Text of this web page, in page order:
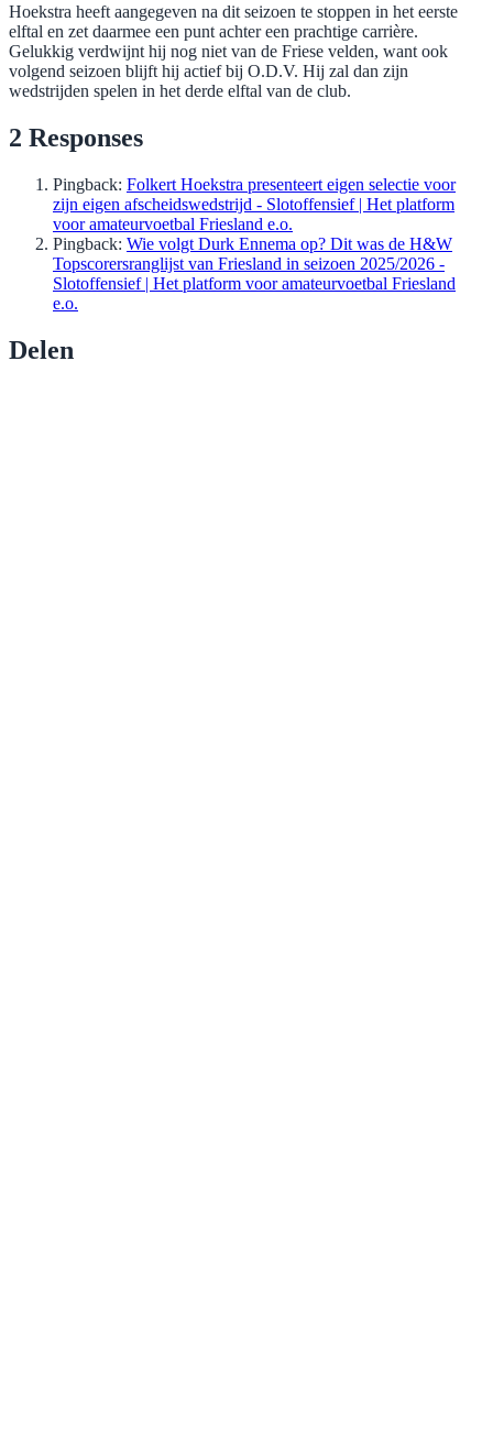
Hoekstra heeft aangegeven na dit seizoen te stoppen in het eerste
elftal en zet daarmee een punt achter een prachtige carrière.
Gelukkig verdwijnt hij nog niet van de Friese velden, want ook
volgend seizoen blijft hij actief bij O.D.V. Hij zal dan zijn
wedstrijden spelen in het derde elftal van de club.
2 Responses
Pingback: Folkert Hoekstra presenteert eigen selectie voor
zijn eigen afscheidswedstrijd - Slotoffensief | Het platform
voor amateurvoetbal Friesland e.o.
Pingback: Wie volgt Durk Ennema op? Dit was de H&W
Topscorersranglijst van Friesland in seizoen 2025/2026 -
Slotoffensief | Het platform voor amateurvoetbal Friesland
e.o.
Delen